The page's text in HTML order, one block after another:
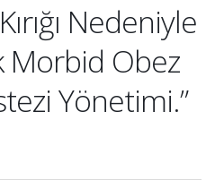
Nedeniyle
Morbid Obez
Yönetimi.”